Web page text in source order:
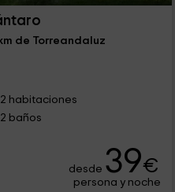
de Torreandaluz
2 habitaciones
2 baños
desde 39€
persona y noche